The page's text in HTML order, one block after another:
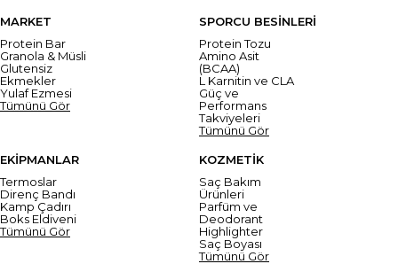
MARKET
Protein Bar
Granola & Müsli
Glutensiz
Ekmekler
Yulaf Ezmesi
Tümünü Gör
SPORCU BESİNLERİ
Protein Tozu
Amino Asit
(BCAA)
L Karnitin ve CLA
Güç ve
Performans
Takviyeleri
Tümünü Gör
EKİPMANLAR
Termoslar
Direnç Bandı
Kamp Çadırı
Boks Eldiveni
Tümünü Gör
KOZMETİK
Saç Bakım
Ürünleri
Parfüm ve
Deodorant
Highlighter
Saç Boyası
Tümünü Gör